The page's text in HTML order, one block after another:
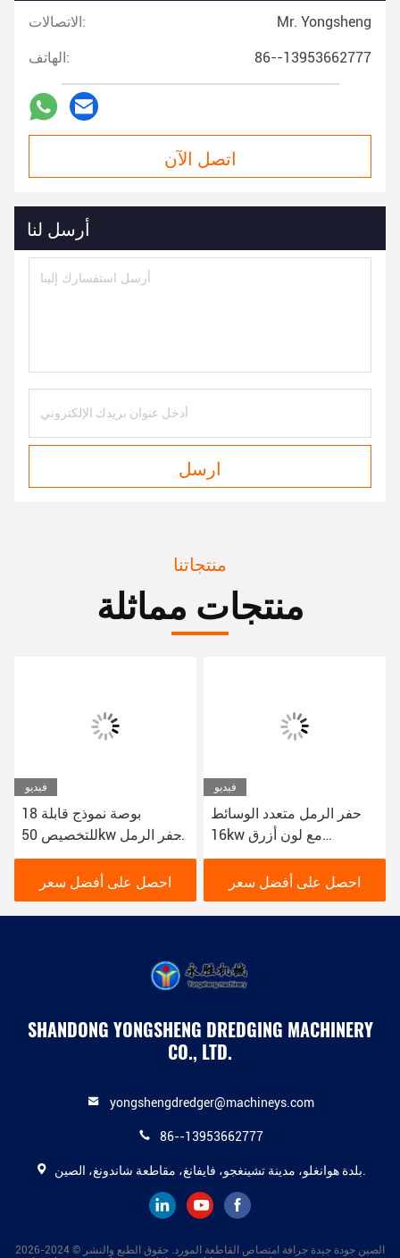
الاتصالات: Mr. Yongsheng
الهاتف: 86--13953662777
اتصل الآن
أرسل لنا
ارسل
منتجاتنا
منتجات مماثلة
فيديو
18 بوصة نموذج قابلة
للتخصيص 50kw حفر الرمل
لاحتياجات استخراج الرمل
الخاصة بك
احصل على أفضل سعر
فيديو
حفر الرمل متعدد الوسائط
16kw مع لون أزرق
للاحتياجات المختلفة
لاستخراج الرمل
احصل على أفضل سعر
SHANDONG YONGSHENG DREDGING MACHINERY
CO., LTD.
yongshengdredger@machineys.com
86--13953662777
بلدة هوانغلو، مدينة تشينغجو، فايفانغ، مقاطعة شاندونغ، الصين.
الصين جودة جيدة جرافة امتصاص القاطعة المورد. حقوق الطبع والنشر © 2024-2026